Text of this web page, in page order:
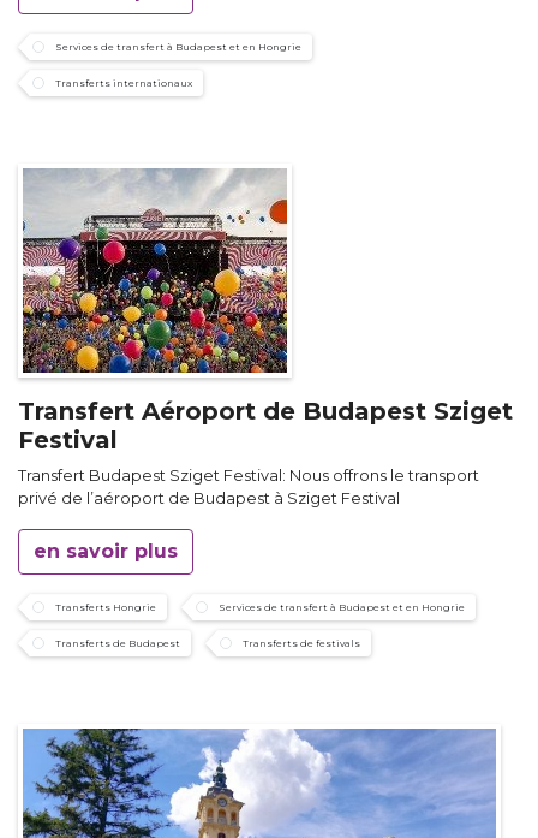
Services de transfert à Budapest et en Hongrie
Transferts internationaux
Transfert Aéroport de Budapest Sziget
Festival
Transfert Budapest Sziget Festival: Nous offrons le transport
privé de l’aéroport de Budapest à Sziget Festival
en savoir plus
Transferts Hongrie Services de transfert à Budapest et en Hongrie
Transferts de Budapest Transferts de festivals